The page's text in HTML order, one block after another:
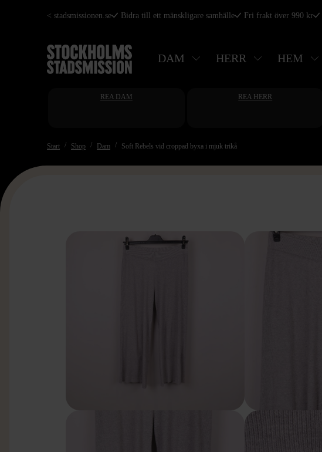
Hoppa
huvudinnehåll
< stadsmissionen.se Bidra till ett mänskligare samhälle Fri frakt över 990 kr
DAM HERR HEM
REA DAM REA HERR
Start Shop Dam Soft Rebels vid croppad byxa i mjuk trikå